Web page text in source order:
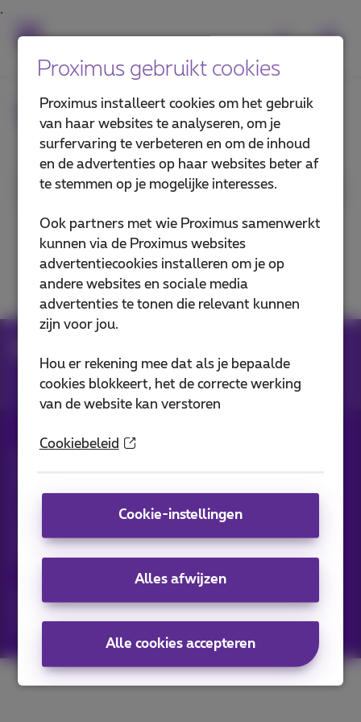
Veelgestelde vragen
1. Categorie
Kosten controleren
Factuur en betalingen
Proximus gebruikt cookies
Proximus installeert cookies om het gebruik
van haar websites te analyseren, om je
surfervaring te verbeteren en om de inhoud
en de advertenties op haar websites beter af
te stemmen op je mogelijke interesses.
Ook partners met wie Proximus samenwerkt
kunnen via de Proximus websites
advertentiecookies installeren om je op
andere websites en sociale media
advertenties te tonen die relevant kunnen
zijn voor jou.
Hou er rekening mee dat als je bepaalde
cookies blokkeert, het de correcte werking
van de website kan verstoren
Cookiebeleid
Cookie-instellingen
Alles afwijzen
Alle cookies accepteren
Prijslijst en tarieven
Toegankelijkheid
Privacy
Cookie manager
Deze website is gecreëerd en wordt beheerd conform het
Belgisch recht.
Koning Albert II-laan 27 - B-1030 Brussel.
Proximus Group